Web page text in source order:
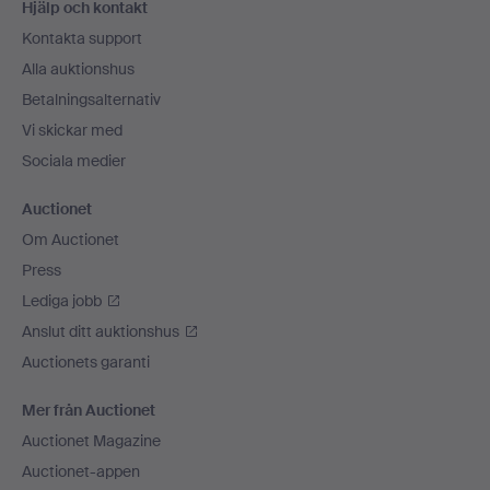
Hjälp och kontakt
Kontakta support
Alla auktionshus
Betalningsalternativ
Vi skickar med
Sociala medier
Auctionet
Om Auctionet
Press
Lediga jobb
Anslut ditt auktionshus
Auctionets garanti
Mer från Auctionet
Auctionet Magazine
Auctionet-appen